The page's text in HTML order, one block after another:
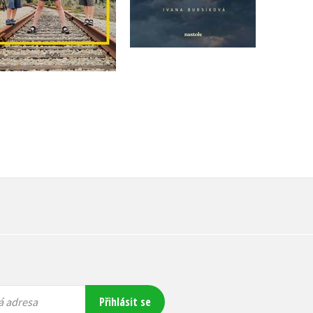
Do košíku
369 Kč
295 Kč
Do košíku
319 Kč
adresa Přihlásit se